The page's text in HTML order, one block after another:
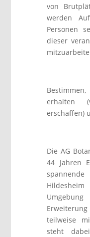
von
werden
Personen
dieser
erhalten
erschaffen)
Die AG
44 Jahren
teilweise
steht